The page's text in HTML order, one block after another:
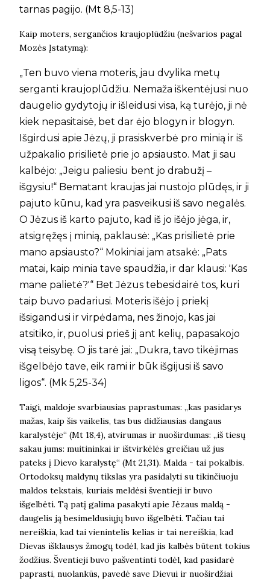
tarnas pagijo. (Mt 8,5-13)
Kaip moters, sergančios kraujoplūdžiu (nešvarios pagal
Mozės Įstatymą):
„Ten buvo viena moteris, jau dvylika metų
serganti kraujoplūdžiu. Nemaža iškentėjusi nuo
daugelio gydytojų ir išleidusi visa, ką turėjo, ji nė
kiek nepasitaisė, bet dar ėjo blogyn ir blogyn.
Išgirdusi apie Jėzų, ji prasiskverbė pro minią ir iš
užpakalio prisilietė prie jo apsiausto. Mat ji sau
kalbėjo: „Jeigu paliesiu bent jo drabužį –
išgysiu!“ Bematant kraujas jai nustojo plūdęs, ir ji
pajuto kūnu, kad yra pasveikusi iš savo negalės.
O Jėzus iš karto pajuto, kad iš jo išėjo jėga, ir,
atsigręžęs į minią, paklausė: „Kas prisilietė prie
mano apsiausto?“ Mokiniai jam atsakė: „Pats
matai, kaip minia tave spaudžia, ir dar klausi: 'Kas
mane palietė?'“ Bet Jėzus tebesidairė tos, kuri
taip buvo padariusi. Moteris išėjo į priekį
išsigandusi ir virpėdama, nes žinojo, kas jai
atsitiko, ir, puolusi prieš jį ant kelių, papasakojo
visą teisybę. O jis tarė jai: „Dukra, tavo tikėjimas
išgelbėjo tave, eik rami ir būk išgijusi iš savo
ligos“. (Mk 5,25-34)
Taigi, maldoje svarbiausias paprastumas: „kas pasidarys
mažas, kaip šis vaikelis, tas bus didžiausias dangaus
karalystėje“ (Mt 18,4), atvirumas ir nuoširdumas: „iš tiesų
sakau jums: muitininkai ir ištvirkėlės greičiau už jus
pateks į Dievo karalystę“ (Mt 21,31). Malda - tai pokalbis.
Ortodoksų maldynų tikslas yra pasidalyti su tikinčiuoju
maldos tekstais, kuriais meldėsi šventieji ir buvo
išgelbėti. Tą patį galima pasakyti apie Jėzaus maldą -
daugelis ją besimeldusiųjų buvo išgelbėti. Tačiau tai
nereiškia, kad tai vienintelis kelias ir tai nereiškia, kad
Dievas išklausys žmogų todėl, kad jis kalbės būtent tokius
žodžius. Šventieji buvo pašventinti todėl, kad pasidarė
paprasti, nuolankūs, pavedė save Dievui ir nuoširdžiai